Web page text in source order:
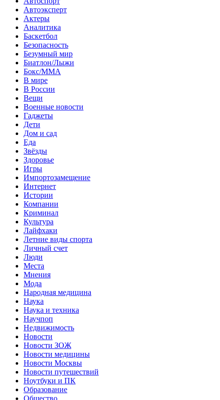
Автоэксперт
Актеры
Аналитика
Баскетбол
Безопасность
Безумный мир
Биатлон/Лыжи
Бокс/MMA
В мире
В России
Вещи
Военные новости
Гаджеты
Дети
Дом и сад
Еда
Звёзды
Здоровье
Игры
Импортозамещение
Интернет
Истории
Компании
Криминал
Культура
Лайфхаки
Летние виды спорта
Личный счет
Люди
Места
Мнения
Мода
Народная медицина
Наука
Наука и техника
Научпоп
Недвижимость
Новости
Новости ЗОЖ
Новости медицины
Новости Москвы
Новости путешествий
Ноутбуки и ПК
Образование
Общество